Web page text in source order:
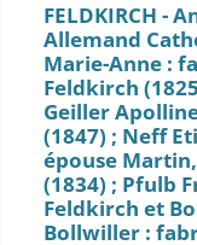
FELDKIRCH -
Allemand
Marie-Anne :
Feldkirch
Geiller
(1847) ; Neff
épouse
(1834) ; Pfulb
Feldkirch et
Bollwiller :